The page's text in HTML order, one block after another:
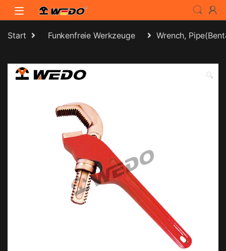
Skip to navigation
Skip to content
Start Funkenfreie Werkzeuge Wrench,
🔍